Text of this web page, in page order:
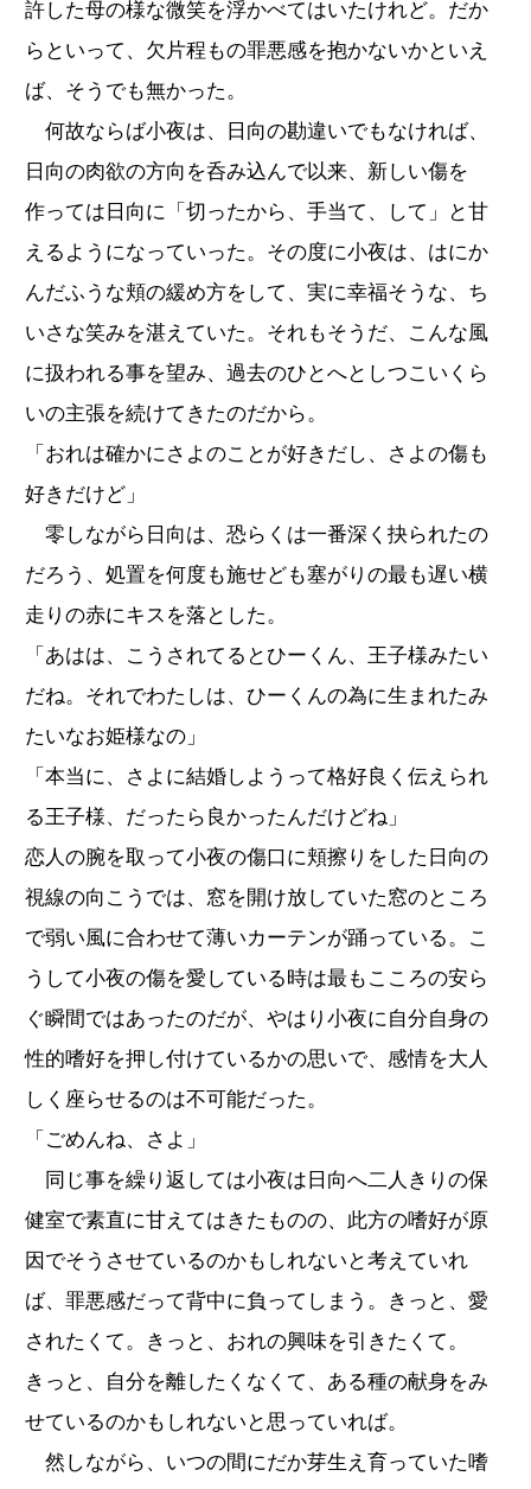
許した母の様な微笑を浮かべてはいたけれど。だか
らといって、欠片程もの罪悪感を抱かないかといえ
ば、そうでも無かった。
何故ならば小夜は、日向の勘違いでもなければ、
日向の肉欲の方向を呑み込んで以来、新しい傷を
作っては日向に「切ったから、手当て、して」と甘
えるようになっていった。その度に小夜は、はにか
んだふうな頬の緩め方をして、実に幸福そうな、ち
いさな笑みを湛えていた。それもそうだ、こんな風
に扱われる事を望み、過去のひとへとしつこいくら
いの主張を続けてきたのだから。
「おれは確かにさよのことが好きだし、さよの傷も
好きだけど」
零しながら日向は、恐らくは一番深く抉られたの
だろう、処置を何度も施せども塞がりの最も遅い横
走りの赤にキスを落とした。
「あはは、こうされてるとひーくん、王子様みたい
だね。それでわたしは、ひーくんの為に生まれたみ
たいなお姫様なの」
「本当に、さよに結婚しようって格好良く伝えられ
る王子様、だったら良かったんだけどね」
恋人の腕を取って小夜の傷口に頬擦りをした日向の
視線の向こうでは、窓を開け放していた窓のところ
で弱い風に合わせて薄いカーテンが踊っている。こ
うして小夜の傷を愛している時は最もこころの安ら
ぐ瞬間ではあったのだが、やはり小夜に自分自身の
性的嗜好を押し付けているかの思いで、感情を大人
しく座らせるのは不可能だった。
「ごめんね、さよ」
同じ事を繰り返しては小夜は日向へ二人きりの保
健室で素直に甘えてはきたものの、此方の嗜好が原
因でそうさせているのかもしれないと考えていれ
ば、罪悪感だって背中に負ってしまう。きっと、愛
されたくて。きっと、おれの興味を引きたくて。
きっと、自分を離したくなくて、ある種の献身をみ
せているのかもしれないと思っていれば。
然しながら、いつの間にだか芽生え育っていた嗜